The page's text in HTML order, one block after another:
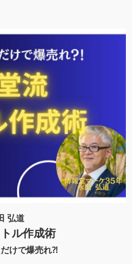
弘道
ル作成術
けで爆売れ⁈